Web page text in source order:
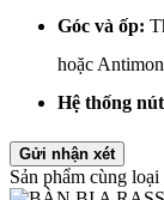
Góc và ốp:
hoặc
Hệ thống
Gửi nhận xét
Sản phẩm cùng loại